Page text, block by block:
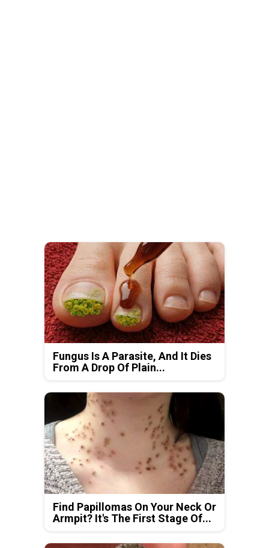
Fungus Is A Parasite, And It Dies
From A Drop Of Plain...
Find Papillomas On Your Neck Or
Armpit? It's The First Stage Of...